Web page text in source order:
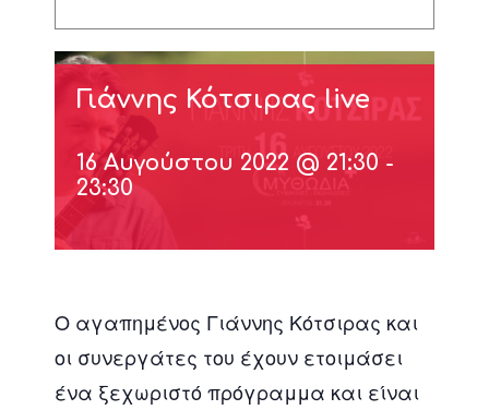
Γιάννης Κότσιρας live
16 Αυγούστου 2022 @ 21:30 -
23:30
Ο αγαπημένος Γιάννης Κότσιρας και
οι συνεργάτες του έχουν ετοιμάσει
ένα ξεχωριστό πρόγραμμα και είναι